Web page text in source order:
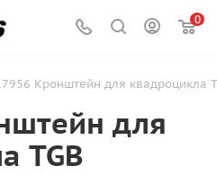
0
Кронштейн для квадроцикла
для
TGB